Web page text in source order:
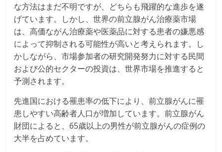
な方法はまだ不明ですが、どちらも飛躍的な進歩を遂
げています。しかし、世界の前立腺がん治療薬市場
は、高価ながん治療薬や医薬品に対する患者の嫌悪感
によって抑制される可能性が高いと考えられます。し
かしながら、市場参加者の研究開発努力に対する民間
および公的セクターの投資は、世界市場を推進すると
予測されます。
先進国における罹患率の低下により、前立腺がんに罹
患しやすい高齢者人口が増加しています。前立腺がん
財団によると、65歳以上の男性が前立腺がんの症例の
大半を占めています。